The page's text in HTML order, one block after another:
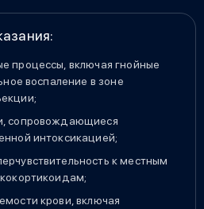
процессы, включая гнойные
воспаление в зоне
сопровождающиеся
интоксикацией;
к местным
крови, включая